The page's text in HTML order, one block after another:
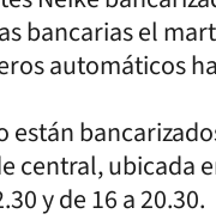
bancarias el
automáticos
central, ubicada
y de 16 a 20.30.